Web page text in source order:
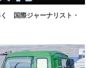
く 国際ジャーナリスト・